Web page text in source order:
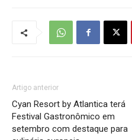
Artigo anterior
Cyan Resort by Atlantica terá
Festival Gastronômico em
setembro com destaque para